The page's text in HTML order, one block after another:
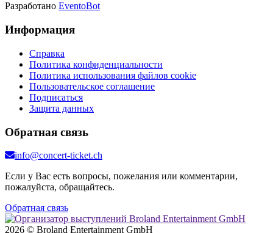
Разработано EventoBot
Информация
Справка
Политика конфиденциальности
Политика использования файлов cookie
Пользовательское соглашение
Подписаться
Защита данных
Обратная связь
info@concert-ticket.ch
Если у Вас есть вопросы, пожелания или комментарии,
пожалуйста, обращайтесь.
Обратная связь
2026 © Broland Entertainment GmbH